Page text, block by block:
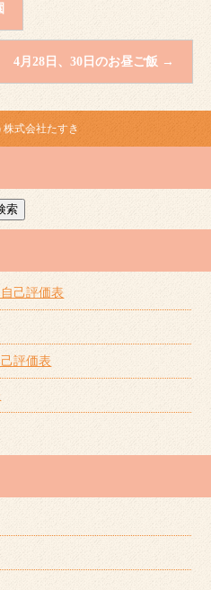
4月28日、30日のお昼ご飯 →
株式会社たすき
己評価表
評価表